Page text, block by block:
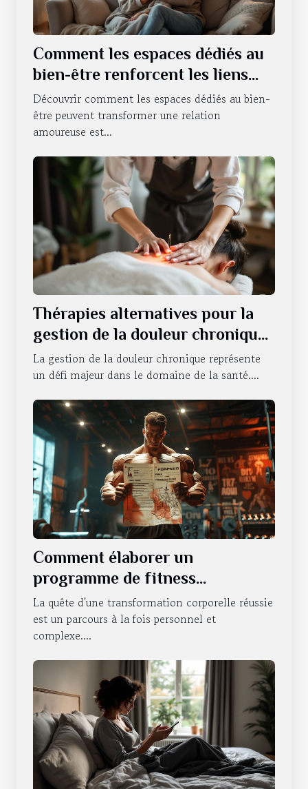
Comment les espaces dédiés au
bien-être renforcent les liens
amoureux ?
Découvrir comment les espaces dédiés au bien-
être peuvent transformer une relation
amoureuse est...
Thérapies alternatives pour la
gestion de la douleur chronique
efficacité et applications
La gestion de la douleur chronique représente
un défi majeur dans le domaine de la santé....
Comment élaborer un
programme de fitness
personnalisé pour une
transformation corporelle
La quête d'une transformation corporelle réussie
est un parcours à la fois personnel et
complexe....